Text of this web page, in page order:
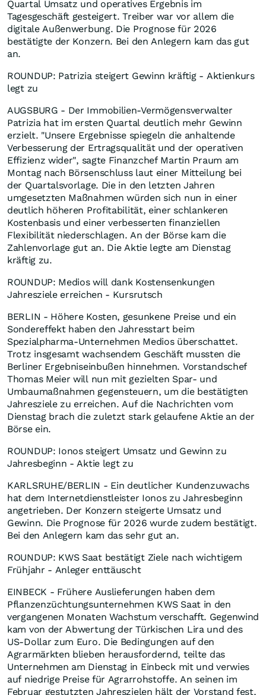
Quartal Umsatz und operatives Ergebnis im
Tagesgeschäft gesteigert. Treiber war vor allem die
digitale Außenwerbung. Die Prognose für 2026
bestätigte der Konzern. Bei den Anlegern kam das gut
an.
ROUNDUP: Patrizia steigert Gewinn kräftig - Aktienkurs
legt zu
AUGSBURG - Der Immobilien-Vermögensverwalter
Patrizia hat im ersten Quartal deutlich mehr Gewinn
erzielt. "Unsere Ergebnisse spiegeln die anhaltende
Verbesserung der Ertragsqualität und der operativen
Effizienz wider", sagte Finanzchef Martin Praum am
Montag nach Börsenschluss laut einer Mitteilung bei
der Quartalsvorlage. Die in den letzten Jahren
umgesetzten Maßnahmen würden sich nun in einer
deutlich höheren Profitabilität, einer schlankeren
Kostenbasis und einer verbesserten finanziellen
Flexibilität niederschlagen. An der Börse kam die
Zahlenvorlage gut an. Die Aktie legte am Dienstag
kräftig zu.
ROUNDUP: Medios will dank Kostensenkungen
Jahresziele erreichen - Kursrutsch
BERLIN - Höhere Kosten, gesunkene Preise und ein
Sondereffekt haben den Jahresstart beim
Spezialpharma-Unternehmen Medios überschattet.
Trotz insgesamt wachsendem Geschäft mussten die
Berliner Ergebniseinbußen hinnehmen. Vorstandschef
Thomas Meier will nun mit gezielten Spar- und
Umbaumaßnahmen gegensteuern, um die bestätigten
Jahresziele zu erreichen. Auf die Nachrichten vom
Dienstag brach die zuletzt stark gelaufene Aktie an der
Börse ein.
ROUNDUP: Ionos steigert Umsatz und Gewinn zu
Jahresbeginn - Aktie legt zu
KARLSRUHE/BERLIN - Ein deutlicher Kundenzuwachs
hat dem Internetdienstleister Ionos zu Jahresbeginn
angetrieben. Der Konzern steigerte Umsatz und
Gewinn. Die Prognose für 2026 wurde zudem bestätigt.
Bei den Anlegern kam das sehr gut an.
ROUNDUP: KWS Saat bestätigt Ziele nach wichtigem
Frühjahr - Anleger enttäuscht
EINBECK - Frühere Auslieferungen haben dem
Pflanzenzüchtungsunternehmen KWS Saat in den
vergangenen Monaten Wachstum verschafft. Gegenwind
kam von der Abwertung der Türkischen Lira und des
US-Dollar zum Euro. Die Bedingungen auf den
Agrarmärkten blieben herausfordernd, teilte das
Unternehmen am Dienstag in Einbeck mit und verwies
auf niedrige Preise für Agrarrohstoffe. An seinen im
Februar gestutzten Jahreszielen hält der Vorstand fest,